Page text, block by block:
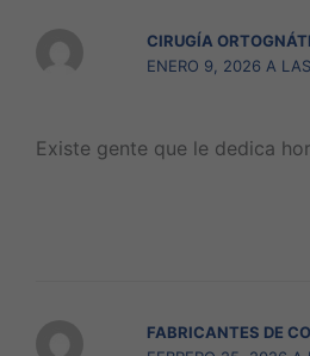
CIRUGÍA
ENERO 9, 2026 A
Existe gente que le dedica
FABRICANTES DE